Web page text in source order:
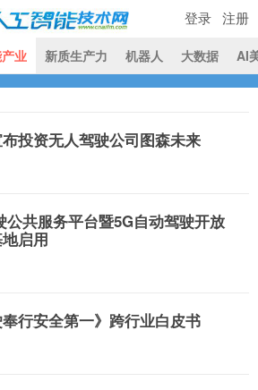
术网
业 新质生产力 机器人 大数据 AI
登录 注册
投资无人驾驶公司图森未来
公共服务平台暨5G自动驾驶开放
启用
行安全第一》跨行业白皮书